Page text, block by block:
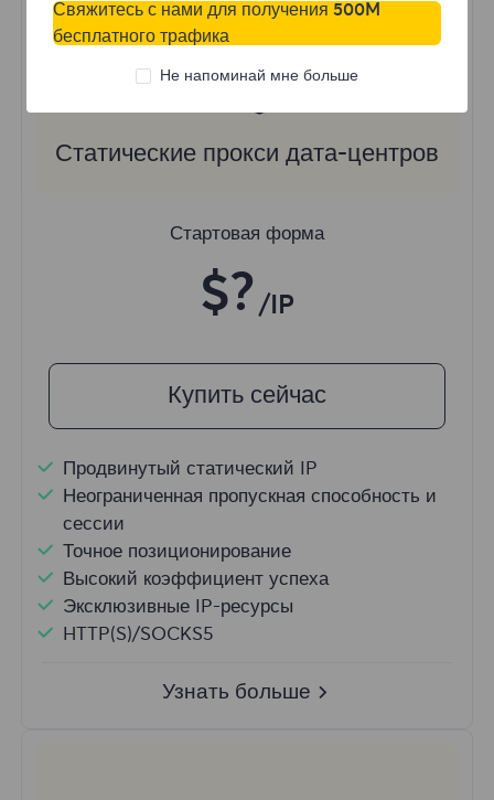
Статические прокси дата-центров
Стартовая форма
$? /IP
Купить сейчас
Продвинутый статический IP
Неограниченная пропускная способность и
сессии
Точное позиционирование
Высокий коэффициент успеха
Эксклюзивные IP-ресурсы
HTTP(S)/SOCKS5
Узнать больше
Свяжитесь с нами для получения 500M
бесплатного трафика
Не напоминай мне больше